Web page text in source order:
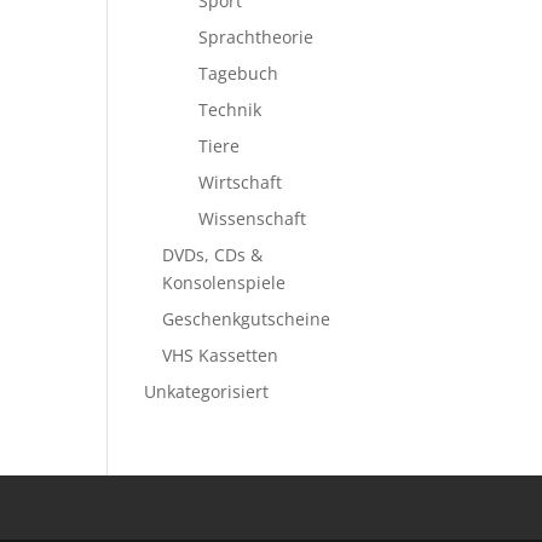
Sprachtheorie
Tagebuch
Technik
Tiere
Wirtschaft
Wissenschaft
DVDs, CDs &
Konsolenspiele
Geschenkgutscheine
VHS Kassetten
Unkategorisiert